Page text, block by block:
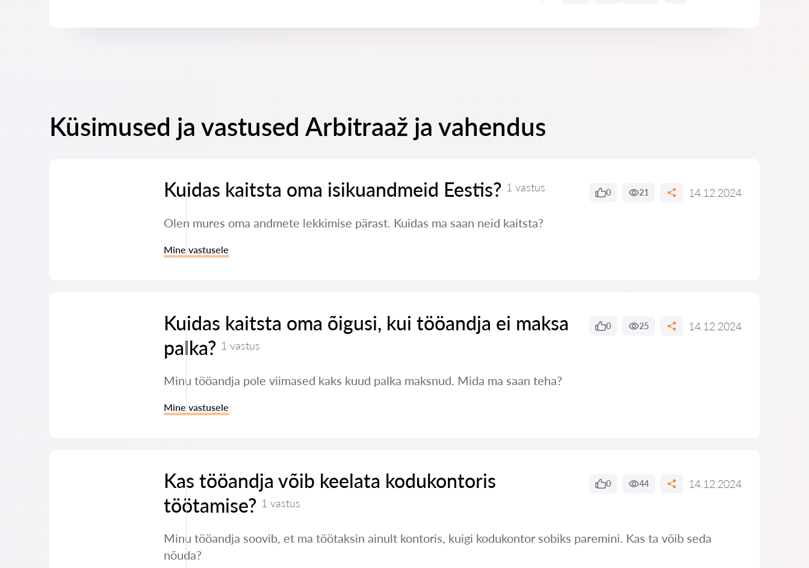
Küsimused ja vastused Arbitraaž ja vahendus
Kuidas kaitsta oma isikuandmeid Eestis? 1 vastus 0 21 14.12.2024
Olen mures oma andmete lekkimise pärast. Kuidas ma saan neid kaitsta?
Mine vastusele
Kuidas kaitsta oma õigusi, kui tööandja ei maksa
palka? 1 vastus
0 25 14.12.2024
Minu tööandja pole viimased kaks kuud palka maksnud. Mida ma saan teha?
Mine vastusele
Kas tööandja võib keelata kodukontoris
töötamise? 1 vastus
0 44 14.12.2024
Minu tööandja soovib, et ma töötaksin ainult kontoris, kuigi kodukontor sobiks paremini. Kas ta võib seda
nõuda?